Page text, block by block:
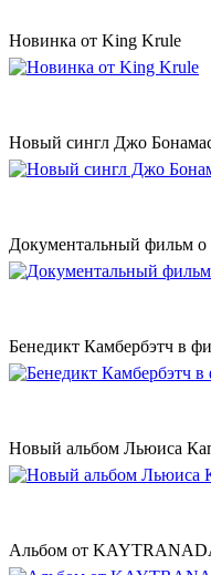
Новинка от King Krule
Новый сингл Джо
Документальный фильм о
Бенедикт Камбербэтч в
Новый альбом Льюиса
Альбом от